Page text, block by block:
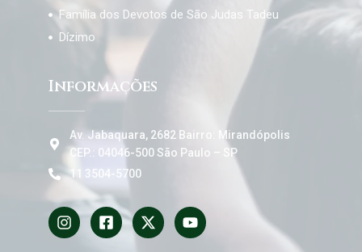
Família dos Devotos de São Judas Tadeu
Dízimo
Informações
Av. Jabaquara, 2682 Bairro: Mirandópolis
CEP.: 04046-500 São Paulo – SP
11 3504-5700